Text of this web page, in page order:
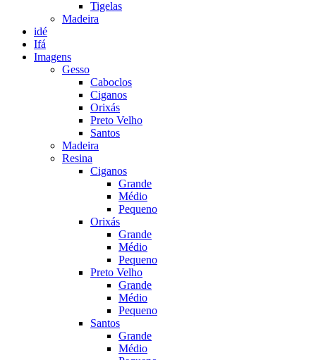
Tigelas
Madeira
idé
Ifá
Imagens
Gesso
Caboclos
Ciganos
Orixás
Preto Velho
Santos
Madeira
Resina
Ciganos
Grande
Médio
Pequeno
Orixás
Grande
Médio
Pequeno
Preto Velho
Grande
Médio
Pequeno
Santos
Grande
Médio